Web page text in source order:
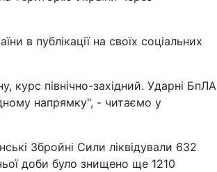
в публікації на своїх соціальних
північно-західний. Ударні БпЛА
напрямку", - читаємо у
Збройні Сили ліквідували 632
доби було знищено ще 1210